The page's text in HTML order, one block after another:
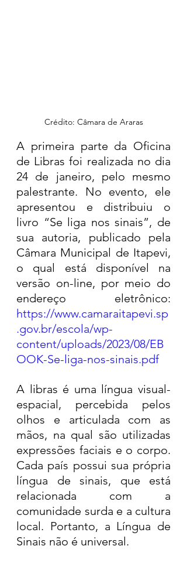
Crédito: Câmara de Araras
A primeira parte da Oficina
de Libras foi realizada no dia
24 de janeiro, pelo mesmo
palestrante. No evento, ele
apresentou e distribuiu o
livro “Se liga nos sinais”, de
sua autoria, publicado pela
Câmara Municipal de Itapevi,
o qual está disponível na
versão on-line, por meio do
https://www.camaraitapevi.sp
.gov.br/escola/wp-
content/uploads/2023/08/EB
OOK-Se-liga-nos-sinais.pdf
A libras é uma língua visual-
espacial, percebida pelos
olhos e articulada com as
mãos, na qual são utilizadas
expressões faciais e o corpo.
Cada país possui sua própria
língua de sinais, que está
relacionada com a
comunidade surda e a cultura
local. Portanto, a Língua de
Sinais não é universal.